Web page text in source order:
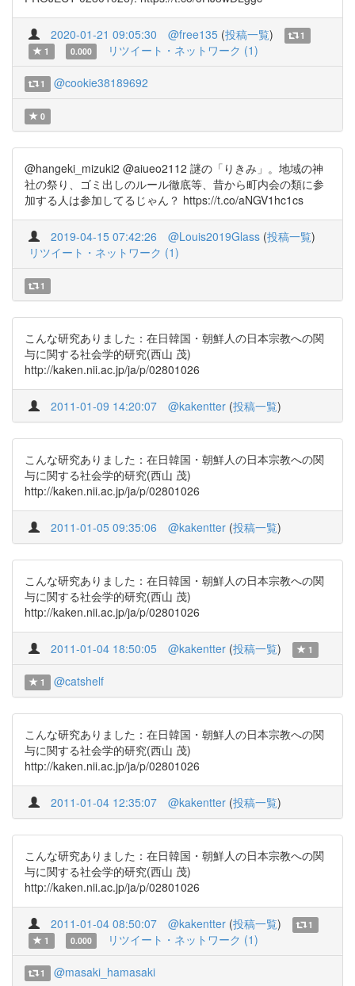
2020-01-21 09:05:30 @free135 (投稿一覧)
1
1
0.000 リツイート・ネットワーク (1)
1 @cookie38189692
0
@hangeki_mizuki2 @aiueo2112 謎の「りきみ」。地域の神
社の祭り、ゴミ出しのルール徹底等、昔から町内会の類に参
加する人は参加してるじゃん？ https://t.co/aNGV1hc1cs
2019-04-15 07:42:26 @Louis2019Glass (投稿一覧)
リツイート・ネットワーク (1)
1
こんな研究ありました：在日韓国・朝鮮人の日本宗教への関
与に関する社会学的研究(西山 茂)
http://kaken.nii.ac.jp/ja/p/02801026
2011-01-09 14:20:07 @kakentter (投稿一覧)
こんな研究ありました：在日韓国・朝鮮人の日本宗教への関
与に関する社会学的研究(西山 茂)
http://kaken.nii.ac.jp/ja/p/02801026
2011-01-05 09:35:06 @kakentter (投稿一覧)
こんな研究ありました：在日韓国・朝鮮人の日本宗教への関
与に関する社会学的研究(西山 茂)
http://kaken.nii.ac.jp/ja/p/02801026
2011-01-04 18:50:05 @kakentter (投稿一覧) 1
1 @catshelf
こんな研究ありました：在日韓国・朝鮮人の日本宗教への関
与に関する社会学的研究(西山 茂)
http://kaken.nii.ac.jp/ja/p/02801026
2011-01-04 12:35:07 @kakentter (投稿一覧)
こんな研究ありました：在日韓国・朝鮮人の日本宗教への関
与に関する社会学的研究(西山 茂)
http://kaken.nii.ac.jp/ja/p/02801026
2011-01-04 08:50:07 @kakentter (投稿一覧)
1
1
0.000 リツイート・ネットワーク (1)
1 @masaki_hamasaki